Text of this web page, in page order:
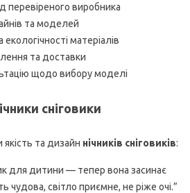
перевіреного виробника
та моделей
матеріалів
та доставки
щодо вибору моделі
сніговики
та дизайн нічників сніговиків:
для дитини — тепер вона засинає
чудова, світло приємне, не ріже очі.”